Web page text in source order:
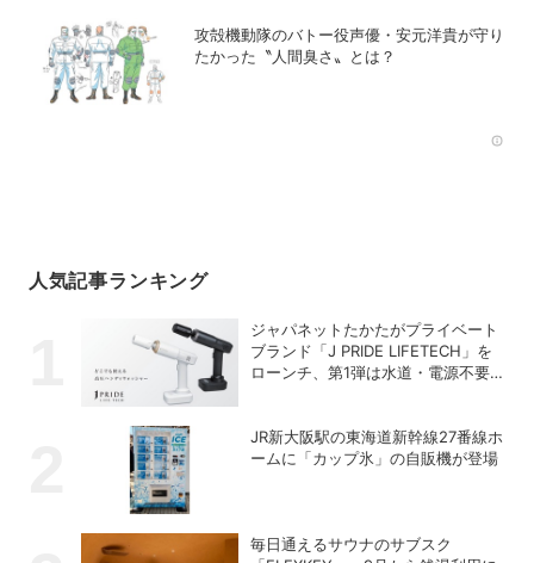
攻殻機動隊のバトー役声優・安元洋貴が守り
たかった〝人間臭さ〟とは？
人気記事ランキング
ジャパネットたかたがプライベート
ブランド「J PRIDE LIFETECH」を
ローンチ、第1弾は水道・電源不要
JR新大阪駅の東海道新幹線27番線ホ
ームに「カップ氷」の自販機が登場
毎日通えるサウナのサブスク